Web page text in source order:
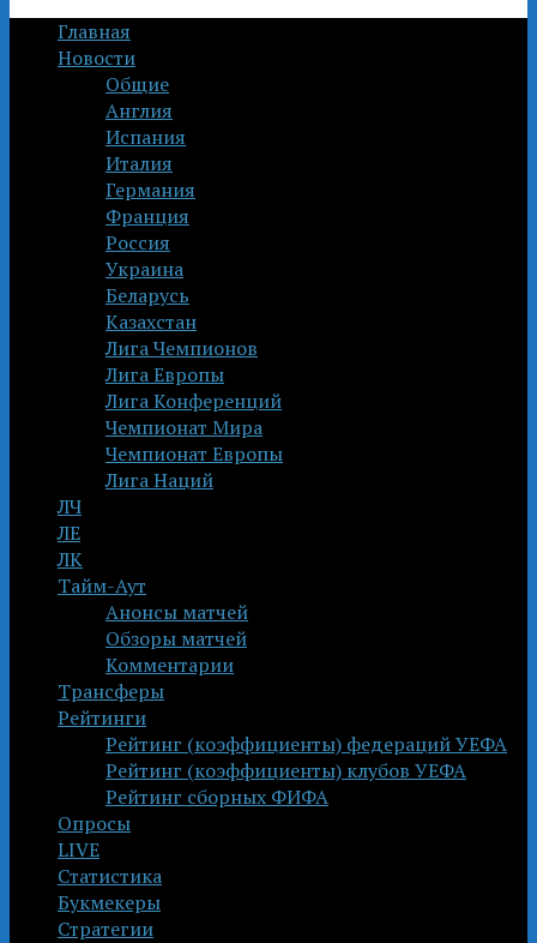
Главная
Новости
Общие
Англия
Испания
Италия
Германия
Франция
Россия
Украина
Беларусь
Казахстан
Лига Чемпионов
Лига Европы
Лига Конференций
Чемпионат Мира
Чемпионат Европы
Лига Наций
ЛЧ
ЛЕ
ЛК
Тайм-Аут
Анонсы матчей
Обзоры матчей
Комментарии
Трансферы
Рейтинги
Рейтинг (коэффициенты) федераций УЕФА
Рейтинг (коэффициенты) клубов УЕФА
Рейтинг сборных ФИФА
Опросы
LIVE
Статистика
Букмекеры
Стратегии